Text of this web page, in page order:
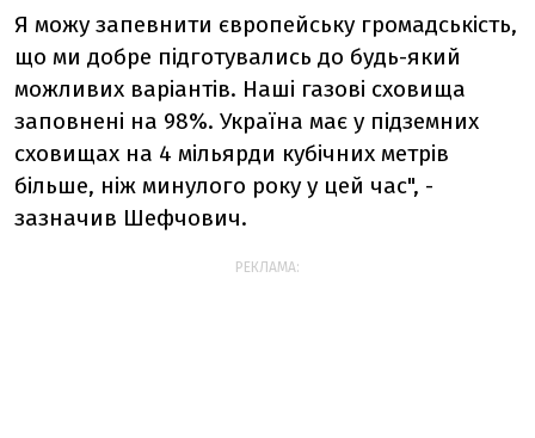
Я можу запевнити європейську громадськість,
що ми добре підготувались до будь-який
можливих варіантів. Наші газові сховища
заповнені на 98%. Україна має у підземних
сховищах на 4 мільярди кубічних метрів
більше, ніж минулого року у цей час", -
зазначив Шефчович.
РЕКЛАМА: